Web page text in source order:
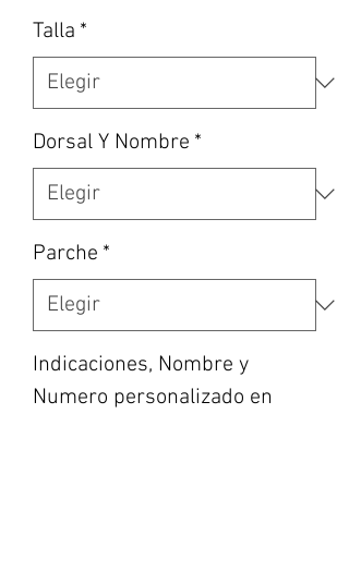
Talla *
Dorsal Y Nombre *
Parche *
Indicaciones, Nombre y
Numero personalizado en